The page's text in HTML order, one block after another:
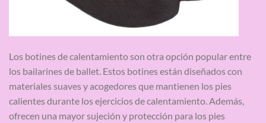
Los botines de calentamiento son otra opción popular entre
los bailarines de ballet. Estos botines están diseñados con
materiales suaves y acogedores que mantienen los pies
calientes durante los ejercicios de calentamiento. Además,
ofrecen una mayor sujeción y protección para los pies